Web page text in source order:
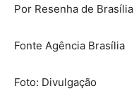
Por Resenha de Brasília
Fonte Agência Brasília
Foto: Divulgação